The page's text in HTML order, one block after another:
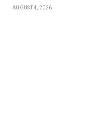
AUGUST 4, 2026